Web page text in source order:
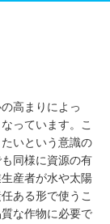
高まりによっ
っています。こ
いという意識の
同様に資源の有
産者が水や太陽
ある形で使うこ
な作物に必要で